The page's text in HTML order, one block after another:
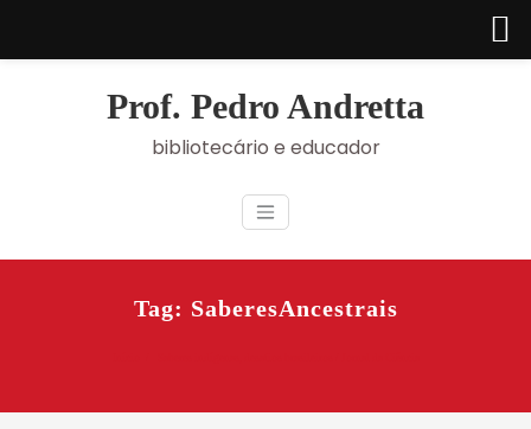
Prof. Pedro Andretta
bibliotecário e educador
Tag: SaberesAncestrais